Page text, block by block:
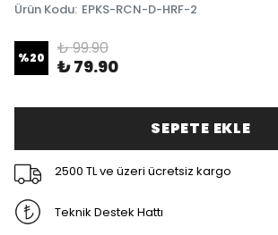
Ürün Kodu: EPKS-RCN-D-HRF-2
%20 ₺ 99.90
₺ 79.90
SEPETE EKLE
2500 TL ve üzeri ücretsiz kargo
Teknik Destek Hattı